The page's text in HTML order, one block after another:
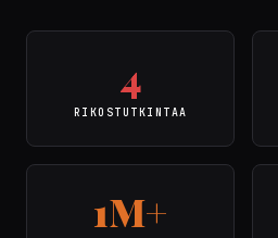
4
RIKOSTUTKINTAA
1M+